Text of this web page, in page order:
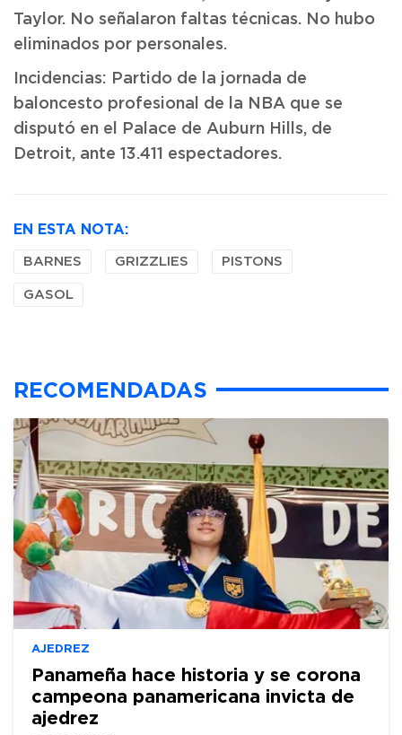
Taylor. No señalaron faltas técnicas. No hubo
eliminados por personales.
Incidencias: Partido de la jornada de
baloncesto profesional de la NBA que se
disputó en el Palace de Auburn Hills, de
Detroit, ante 13.411 espectadores.
EN ESTA NOTA:
BARNES GRIZZLIES PISTONS
GASOL
RECOMENDADAS
AJEDREZ
Panameña hace historia y se corona
campeona panamericana invicta de
ajedrez